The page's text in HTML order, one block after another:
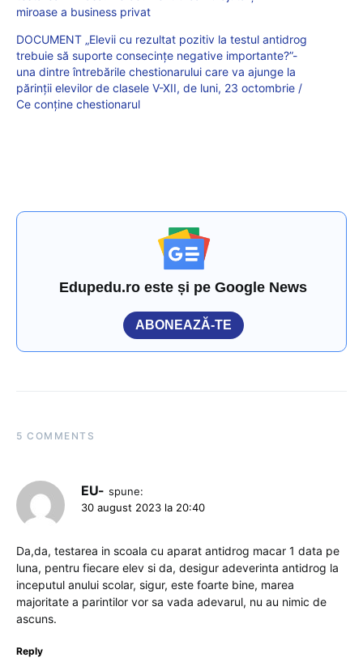
miroase a business privat
DOCUMENT „Elevii cu rezultat pozitiv la testul antidrog
trebuie să suporte consecințe negative importante?”-
una dintre întrebările chestionarului care va ajunge la
părinții elevilor de clasele V-XII, de luni, 23 octombrie /
Ce conține chestionarul
Edupedu.ro este și pe Google News
ABONEAZĂ-TE
5 COMMENTS
EU- spune:
30 august 2023 la 20:40
Da,da, testarea in scoala cu aparat antidrog macar 1 data pe
luna, pentru fiecare elev si da, desigur adeverinta antidrog la
inceputul anului scolar, sigur, este foarte bine, marea
majoritate a parintilor vor sa vada adevarul, nu au nimic de
ascuns.
Reply